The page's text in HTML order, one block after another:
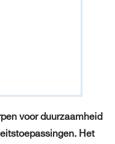
voor duurzaamheid
Het